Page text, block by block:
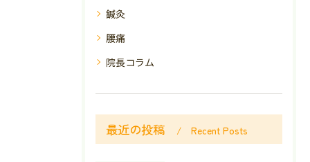
鍼灸
腰痛
院長コラム
最近の投稿 Recent Posts